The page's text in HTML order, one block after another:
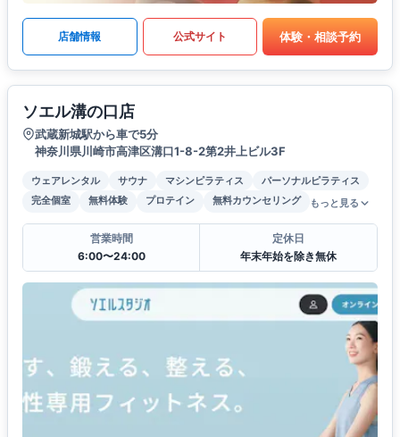
店舗情報 公式サイト 体験・相談予約
ソエル溝の口店
武蔵新城駅から車で5分
神奈川県川崎市高津区溝口1-8-2第2井上ビル3F
ウェアレンタル サウナ マシンピラティス
パーソナルピラティス
完全個室
無料体験 プロテイン 無料カウンセリング もっと見る
営業時間
6:00〜24:00
定休日
年末年始を除き無休